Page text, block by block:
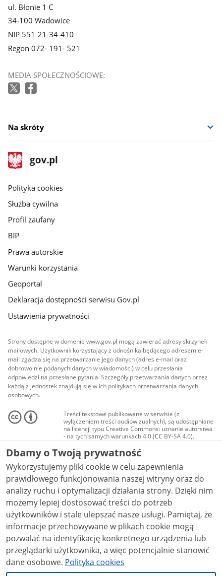
ul. Błonie 1 C
34-100 Wadowice
NIP 551-21-34-410
Regon 072- 191- 521
MEDIA SPOŁECZNOŚCIOWE:
Na skróty
stopka
gov.pl
Strona
gov.pl
gov.pl
Polityka cookies
Służba cywilna
Profil zaufany
BIP
Prawa autorskie
Warunki korzystania
Geoportal
Deklaracja dostępności serwisu Gov.pl
Ustawienia prywatności
Strony dostępne w domenie www.gov.pl mogą zawierać adresy skrzynek
mailowych. Użytkownik korzystający z odnośnika będącego adresem e-
mail zgadza się na przetwarzanie jego danych (adres e-mail oraz
dobrowolnie podanych danych w wiadomości) w celu przesłania
odpowiedzi na przesłane pytania. Szczegóły przetwarzania danych przez
każdą z jednostek znajdują się w ich politykach przetwarzania danych
osobowych.
Treści tekstowe publikowane w serwisie (z
wyłączeniem treści audiowizualnych), są udostępniane
na licencji typu Creative Commons: uznanie autorstwa
- na tych samych warunkach 4.0 (CC BY-SA 4.0).
Materiały audiowizualne, w tym zdjęcia, materiały
audio i wideo, są udostępniane na licencji typu
Creative Commons: uznanie autorstwa użycie
niekomercyjne - bez utworów zależnych 4.0 (CC BY-
NC-ND 4.0), o ile nie jest to stwierdzone inaczej.
Dbamy o Twoją prywatność
Wykorzystujemy pliki cookie w celu zapewnienia
prawidłowego funkcjonowania naszej witryny oraz do
analizy ruchu i optymalizacji działania strony. Dzięki nim
możemy lepiej dostosować treści do potrzeb
użytkowników i stale ulepszać nasze usługi. Pamiętaj, że
informacje przechowywane w plikach cookie mogą
pozwalać na identyfikację konkretnego urządzenia lub
przeglądarki użytkownika, a więc potencjalnie stanowić
dane osobowe. Polityka cookies